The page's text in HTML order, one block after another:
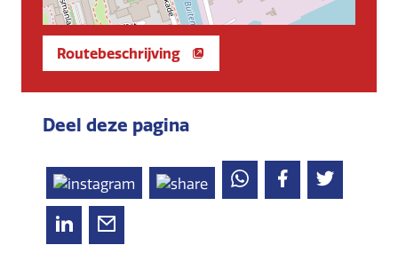
Routebeschrijving
Deel deze pagina